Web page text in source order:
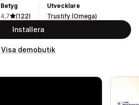
Betyg
4,7
(122)
Utvecklare
Trustify (Omega)
Installera
Visa demobutik